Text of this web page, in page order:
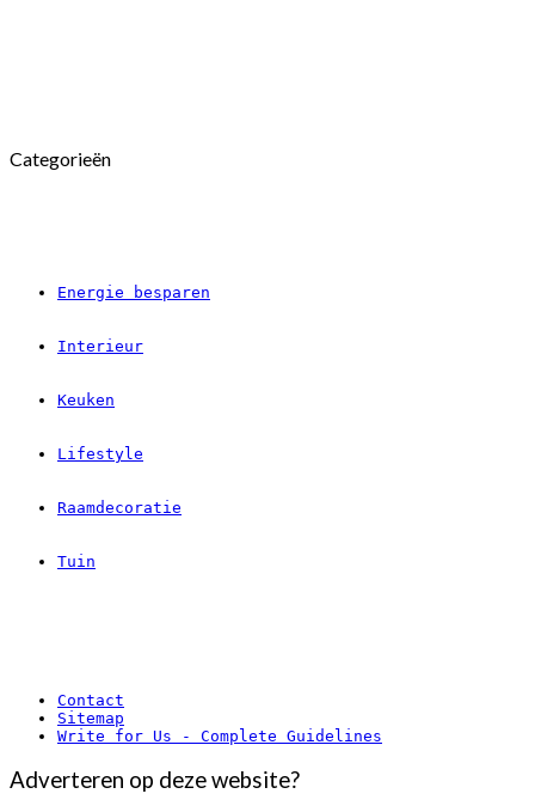
Categorieën
Energie besparen
Interieur
Keuken
Lifestyle
Raamdecoratie
Tuin
Contact
Sitemap
Write for Us - Complete Guidelines
Adverteren op deze website?